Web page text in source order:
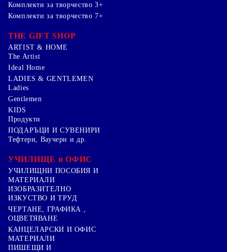
Комплекти за творчество 3+
Комплекти за творчество 7+
THE GIFT SHOP
ARTIST & HOME
The Artist
Ideal Home
LADIES & GENTLEMEN
Ladies
Gentlemen
KIDS
Продукти
ПОДАРЪЦИ И СУВЕНИРИ
Тефтери, Ваучери и др.
УЧИЛИЩЕ и ОФИС
УЧИЛИЩНИ ПОСОБИЯ И
МАТЕРИАЛИ
ИЗОБРАЗИТЕЛНО
ИЗКУСТВО И ТРУД
ЧЕРТАНЕ, ГРАФИКА ,
ОЦВЕТЯВАНЕ
КАНЦЕЛАРСКИ И ОФИС
МАТЕРИАЛИ
ПИШЕЩИ И